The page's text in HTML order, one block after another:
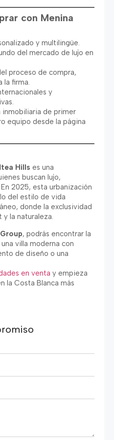
con Menina
y multilingüe.
del mercado de lujo en
proceso de compra,
la firma.
y
inmobiliaria de primer
equipo desde la página
Hills es una
buscan lujo,
2025, esta urbanización
del estilo de vida
donde la exclusividad
la naturaleza.
, podrás encontrar la
villa moderna con
de diseño o una
en venta y empieza
la Costa Blanca más